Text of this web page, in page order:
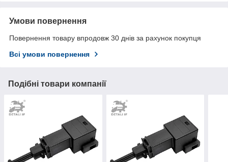
Умови повернення
Повернення товару впродовж 30 днів за рахунок покупця
Всі умови повернення
Подібні товари компанії